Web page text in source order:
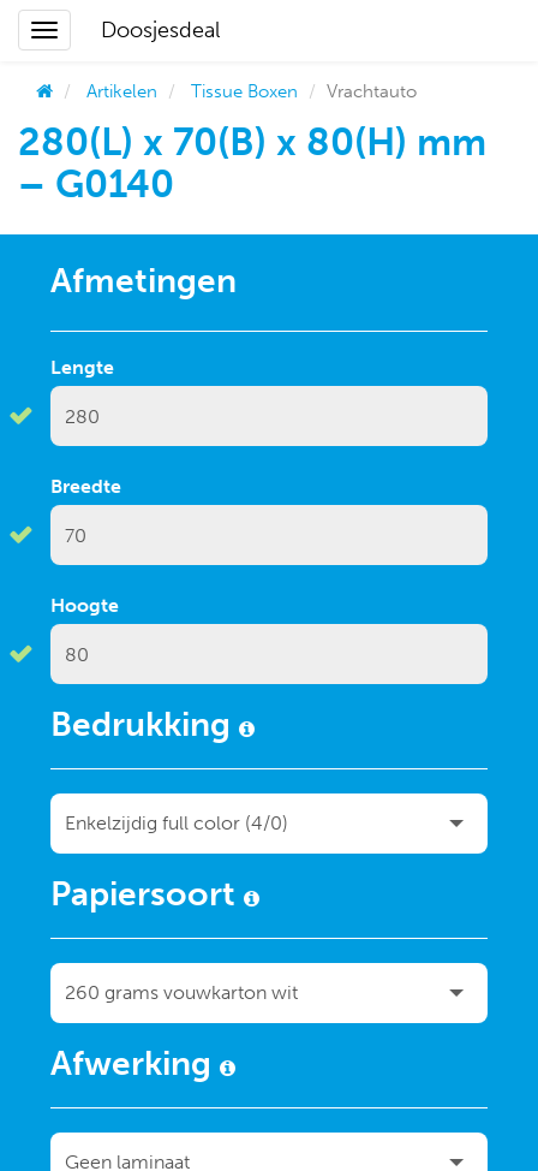
Doosjesdeal
Artikelen Tissue Boxen Vrachtauto
280(L) x 70(B) x 80(H) mm
– G0140
Afmetingen
Lengte
Breedte
Hoogte
Bedrukking
Papiersoort
Afwerking